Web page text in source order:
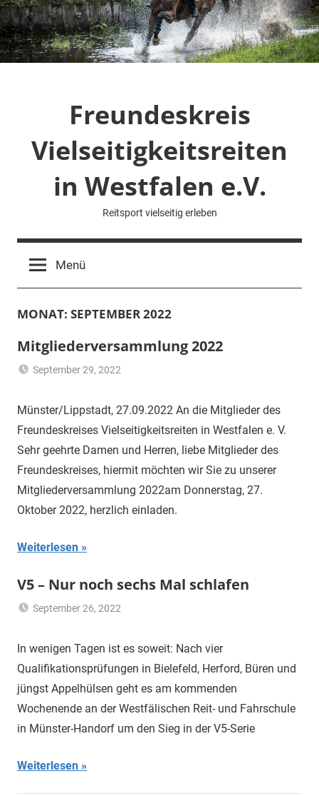
Zum
Inhalt
springen
Freundeskreis
Vielseitigkeitsreiten
in Westfalen e.V.
Reitsport vielseitig erleben
Menü
MONAT: SEPTEMBER 2022
Mitgliederversammlung 2022
September 29, 2022
Münster/Lippstadt, 27.09.2022 An die Mitglieder des
Freundeskreises Vielseitigkeitsreiten in Westfalen e. V.
Sehr geehrte Damen und Herren, liebe Mitglieder des
Freundeskreises, hiermit möchten wir Sie zu unserer
Mitgliederversammlung 2022am Donnerstag, 27.
Oktober 2022, herzlich einladen.
Weiterlesen
V5 – Nur noch sechs Mal schlafen
September 26, 2022
In wenigen Tagen ist es soweit: Nach vier
Qualifikationsprüfungen in Bielefeld, Herford, Büren und
jüngst Appelhülsen geht es am kommenden
Wochenende an der Westfälischen Reit- und Fahrschule
in Münster-Handorf um den Sieg in der V5-Serie
Weiterlesen